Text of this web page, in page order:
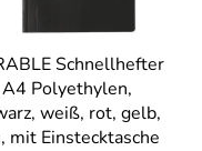
Schnellhefter
Polyethylen,
weiß, rot, gelb,
mit Einstecktasche